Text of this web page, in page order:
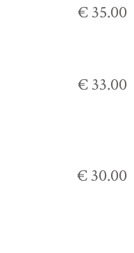
€ 35.00
€ 33.00
€ 30.00